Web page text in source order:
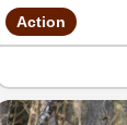
Action